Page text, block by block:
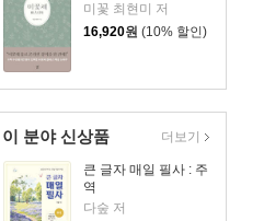
미꽃 최현미 저
16,920원 (10% 할인)
이 분야 신상품
큰 글자 매일 필사 : 주
역
다숲 저
더보기